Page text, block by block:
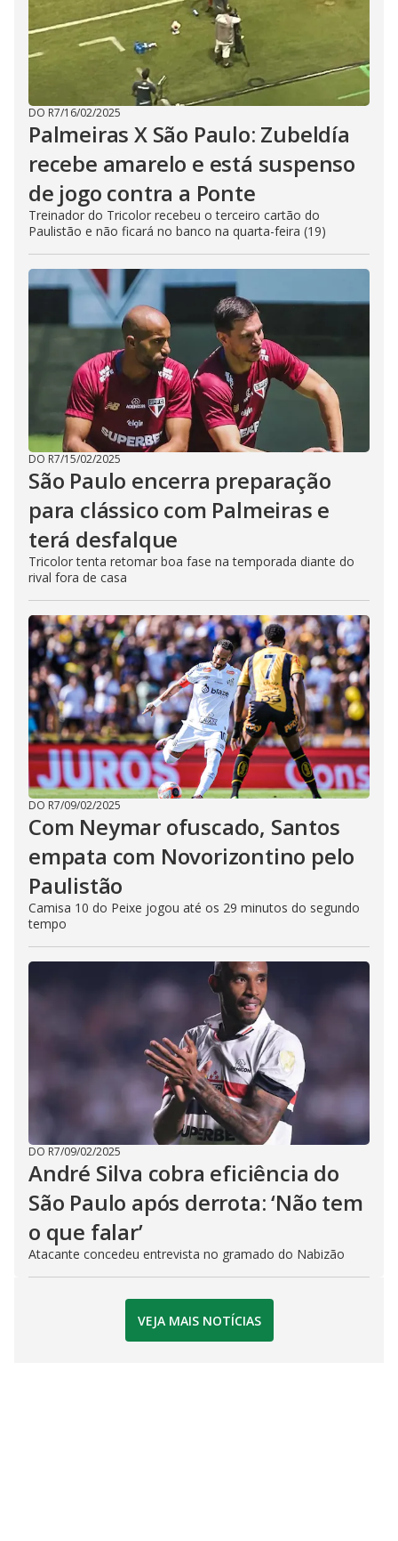
DO R7/16/02/2025
Palmeiras X São Paulo: Zubeldía
recebe amarelo e está suspenso
de jogo contra a Ponte
Treinador do Tricolor recebeu o terceiro cartão do
Paulistão e não ficará no banco na quarta-feira (19)
DO R7/15/02/2025
São Paulo encerra preparação
para clássico com Palmeiras e
terá desfalque
Tricolor tenta retomar boa fase na temporada diante do
rival fora de casa
DO R7/09/02/2025
Com Neymar ofuscado, Santos
empata com Novorizontino pelo
Paulistão
Camisa 10 do Peixe jogou até os 29 minutos do segundo
tempo
DO R7/09/02/2025
André Silva cobra eficiência do
São Paulo após derrota: ‘Não tem
o que falar’
Atacante concedeu entrevista no gramado do Nabizão
VEJA MAIS NOTÍCIAS